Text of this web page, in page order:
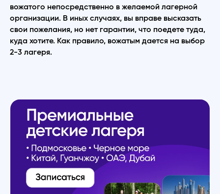
вожатого непосредственно в желаемой лагерной
организации. В иных случаях, вы вправе высказать
свои пожелания, но нет гарантии, что поедете туда,
куда хотите. Как правило, вожатым дается на выбор
2-3 лагеря.